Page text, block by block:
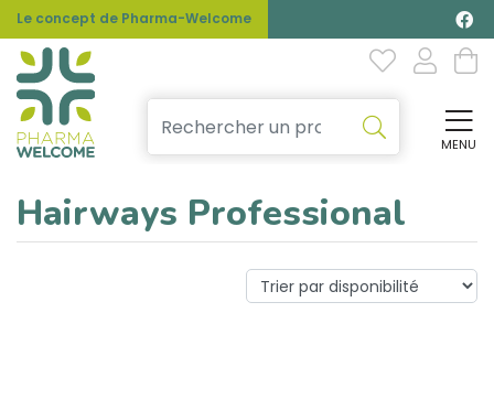
Le concept de Pharma-Welcome
MENU
Hairways Professional